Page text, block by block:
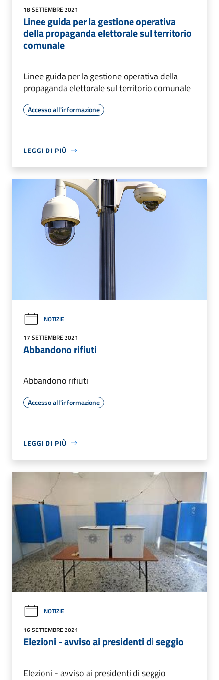
18 SETTEMBRE 2021
Linee guida per la gestione operativa
della propaganda elettorale sul territorio
comunale
Linee guida per la gestione operativa della
propaganda elettorale sul territorio comunale
Accesso all'informazione
LEGGI DI PIÙ
NOTIZIE
17 SETTEMBRE 2021
Abbandono rifiuti
Abbandono rifiuti
Accesso all'informazione
LEGGI DI PIÙ
NOTIZIE
16 SETTEMBRE 2021
Elezioni - avviso ai presidenti di seggio
Elezioni - avviso ai presidenti di seggio